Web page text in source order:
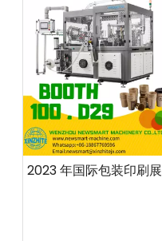
2023 年国际包装印刷展